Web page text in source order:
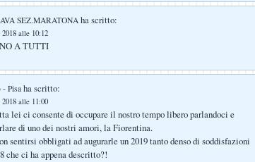
SEZ.MARATONA ha scritto:
alle 10:12
A TUTTI
Pisa ha scritto:
alle 11:00
lei ci consente di occupare il nostro tempo libero parlandoci e
di uno dei nostri amori, la Fiorentina.
sentirsi obbligati ad augurarle un 2019 tanto denso di soddisfazioni
che ci ha appena descritto?!